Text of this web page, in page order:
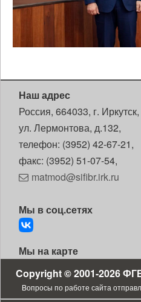
Наш адрес
Россия, 664033, г. Иркутск,
ул. Лермонтова, д.132,
телефон: (3952) 42-67-21,
факс: (3952) 51-07-54,
matmod@sifibr.irk.ru
Мы в соц.сетях
Мы на карте
Copyright © 2001-2026
Bопросы по работе сайта